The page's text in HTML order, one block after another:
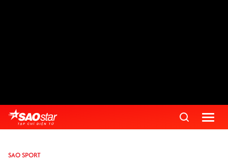
SAO SPORT